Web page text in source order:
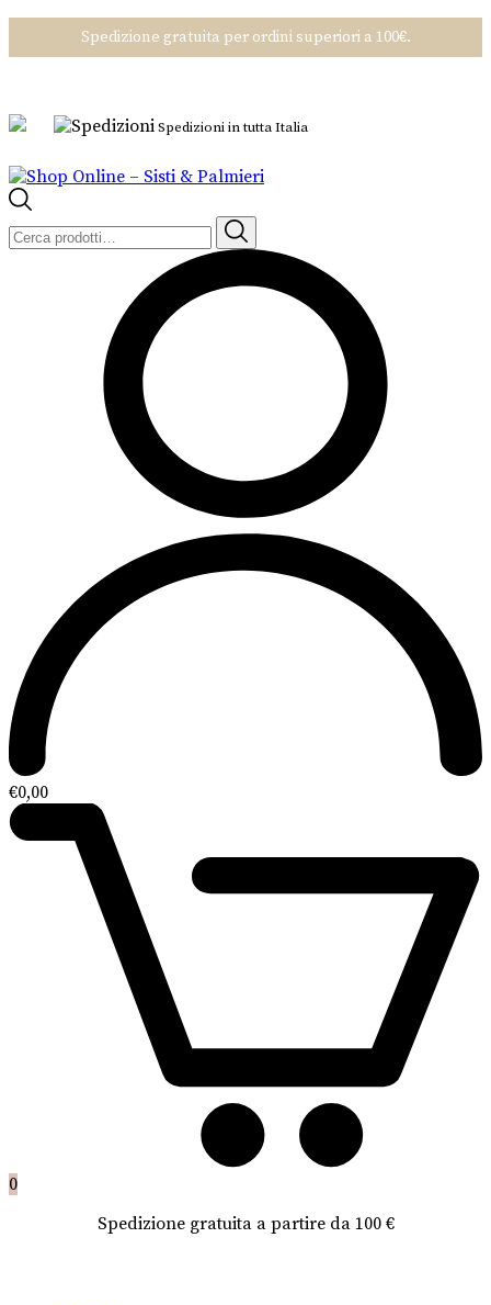
Spedizione gratuita per ordini superiori a 100€.
Spedizioni in tutta Italia
Cerca:
€0,00
0
Spedizione gratuita a partire da 100 €